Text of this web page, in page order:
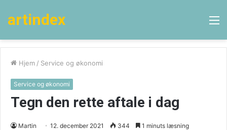
artindex
Hjem / Service og økonomi
Service og økonomi
Tegn den rette aftale i dag
Martin 12. december 2021 344 1 minuts læsning